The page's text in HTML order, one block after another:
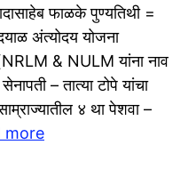
फाळके पुण्यतिथी =
अंत्योदय योजना
& NULM यांना नाव
– तात्या टोपे यांचा
४ था पेशवा –
more